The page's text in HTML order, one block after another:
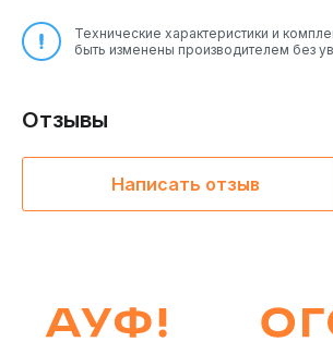
Технические характеристики и
быть изменены производителем без
Отзывы
Написать отзыв